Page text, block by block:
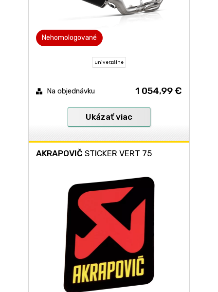
Nehomologované
univerzálne
Na objednávku 1 054,99 €
Ukázať viac
AKRAPOVIČ STICKER VERT 75